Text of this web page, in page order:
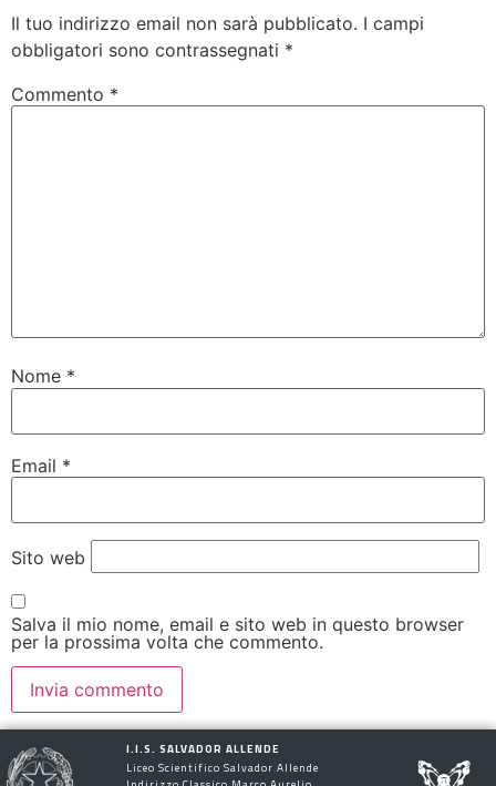
Il tuo indirizzo email non sarà pubblicato. I campi
obbligatori sono contrassegnati *
Commento *
Nome *
Email *
Sito web
Salva il mio nome, email e sito web in questo browser
per la prossima volta che commento.
I.I.S. SALVADOR ALLENDE
Liceo Scientifico Salvador Allende